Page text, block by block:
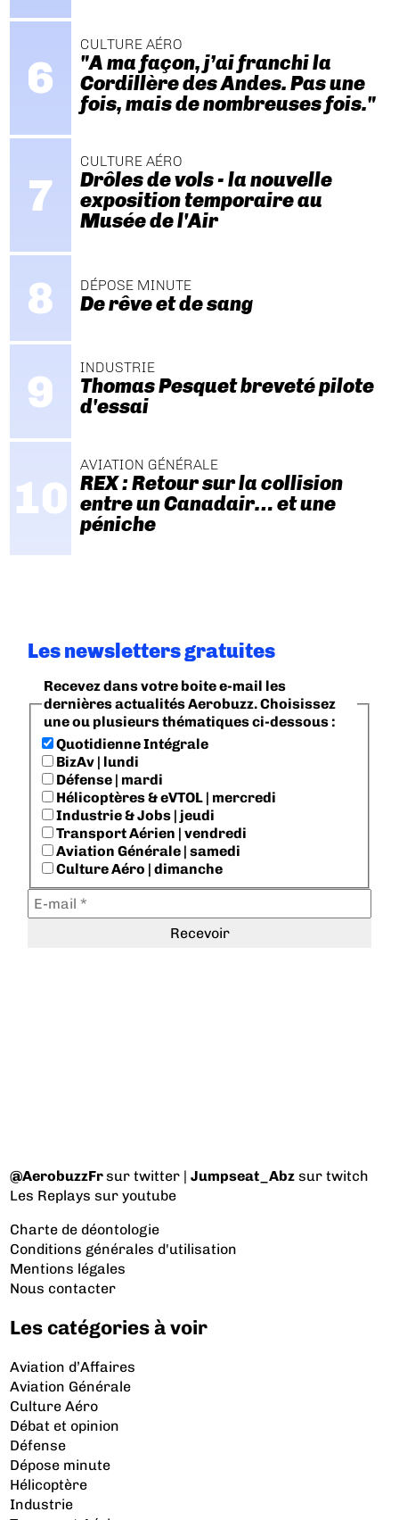
CULTURE AÉRO
"A ma façon, j’ai franchi la
Cordillère des Andes. Pas une
fois, mais de nombreuses fois."
CULTURE AÉRO
Drôles de vols - la nouvelle
exposition temporaire au
Musée de l'Air
DÉPOSE MINUTE
De rêve et de sang
INDUSTRIE
Thomas Pesquet breveté pilote
d'essai
AVIATION GÉNÉRALE
REX : Retour sur la collision
entre un Canadair… et une
péniche
Les newsletters gratuites
Recevez dans votre boite e-mail les
dernières actualités Aerobuzz. Choisissez
une ou plusieurs thématiques ci-dessous :
Quotidienne Intégrale
BizAv | lundi
Défense | mardi
Hélicoptères & eVTOL | mercredi
Industrie & Jobs | jeudi
Transport Aérien | vendredi
Aviation Générale | samedi
Culture Aéro | dimanche
@AerobuzzFrsur twitter |Jumpseat_Abz sur twitch
Les Replays sur youtube
Charte de déontologie
Conditions générales d'utilisation
Mentions légales
Nous contacter
Les catégories à voir
Aviation d’Affaires
Aviation Générale
Culture Aéro
Débat et opinion
Défense
Dépose minute
Hélicoptère
Industrie